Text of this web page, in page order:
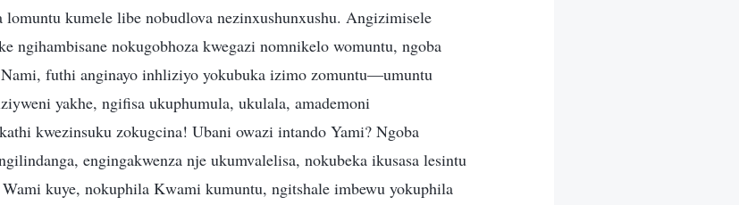
kumele libe nobudlova nezinxushunxushu. Angizimisele
ngihambisane nokugobhoza kwegazi nomnikelo womuntu, ngoba
futhi anginayo inhliziyo yokubuka izimo zomuntu—umuntu
yakhe, ngifisa ukuphumula, ukulala, amademoni
kwezinsuku zokugcina! Ubani owazi intando Yami? Ngoba
engingakwenza nje ukumvalelisa, nokubeka ikusasa lesintu
kuye, nokuphila Kwami kumuntu, ngitshale imbewu yokuphila